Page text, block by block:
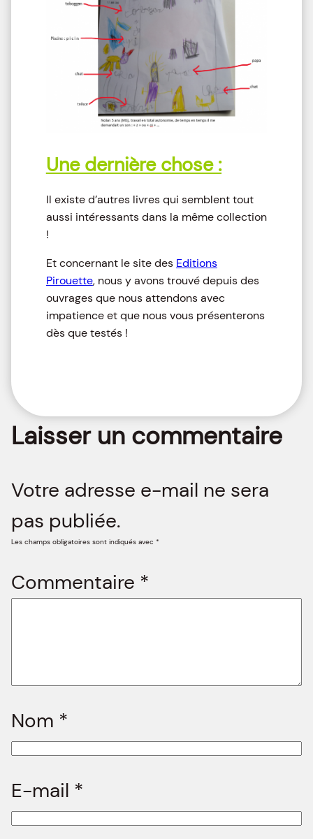
Une dernière chose :
Il existe d’autres livres qui semblent tout
aussi intéressants dans la même collection
!
Et concernant le site des Editions
Pirouette, nous y avons trouvé depuis des
ouvrages que nous attendons avec
impatience et que nous vous présenterons
dès que testés !
Laisser un commentaire
Votre adresse e-mail ne sera
pas publiée.
Les champs obligatoires sont indiqués avec *
Commentaire *
Nom *
E-mail *